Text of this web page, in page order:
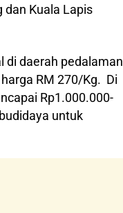
dan Kuala Lapis
di daerah pedalaman
RM 270/Kg. Di
Rp1.000.000-
untuk